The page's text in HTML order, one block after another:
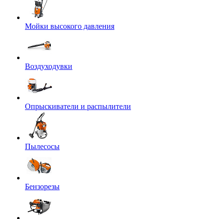
Мойки высокого давления
Воздуходувки
Опрыскиватели и распылители
Пылесосы
Бензорезы